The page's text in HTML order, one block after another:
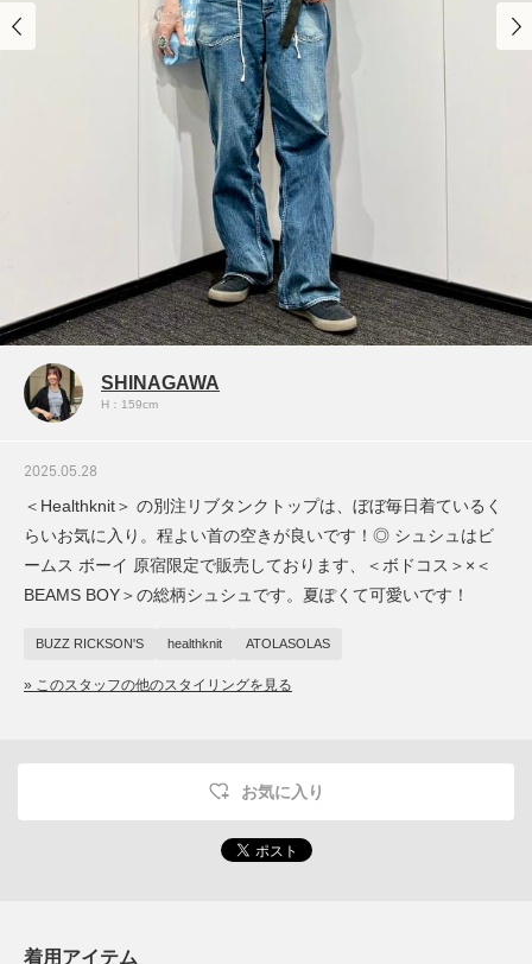
SHINAGAWA
H：159cm
2025.05.28
＜Healthknit＞ の別注リブタンクトップは、ぼぼ毎日着ているく
らいお気に入り。程よい首の空きが良いです！◎ シュシュはビ
ームス ボーイ 原宿限定で販売しております、＜ボドコス＞×＜
BEAMS BOY＞の総柄シュシュです。夏ぽくて可愛いです！
BUZZ RICKSON'S healthknit ATOLASOLAS
» このスタッフの他のスタイリングを見る
お気に入り
着用アイテム